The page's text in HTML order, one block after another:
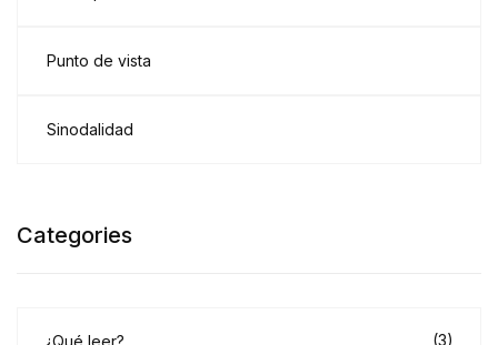
Punto de vista
Sinodalidad
Categories
¿Qué leer? (3)